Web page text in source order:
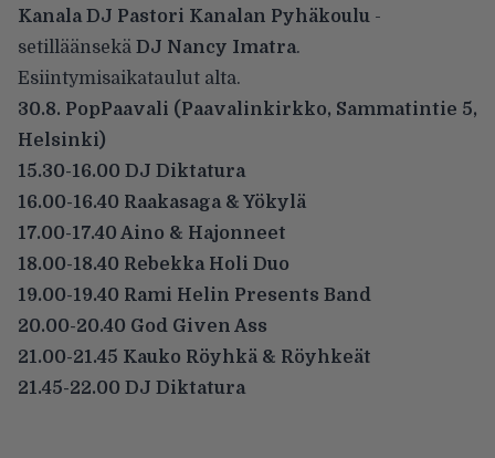
Kanala DJ Pastori Kanalan Pyhäkoulu -
setilläänsekä DJ Nancy Imatra.
Esiintymisaikataulut alta.
30.8. PopPaavali (Paavalinkirkko, Sammatintie 5,
Helsinki)
15.30-16.00 DJ Diktatura
16.00-16.40 Raakasaga & Yökylä
17.00-17.40 Aino & Hajonneet
18.00-18.40 Rebekka Holi Duo
19.00-19.40 Rami Helin Presents Band
20.00-20.40 God Given Ass
21.00-21.45 Kauko Röyhkä & Röyhkeät
21.45-22.00 DJ Diktatura